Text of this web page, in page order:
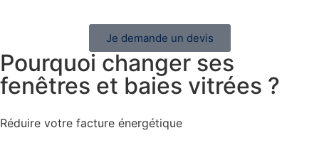
Je demande un devis
Pourquoi changer ses
fenêtres et baies vitrées ?
Réduire votre facture énergétique